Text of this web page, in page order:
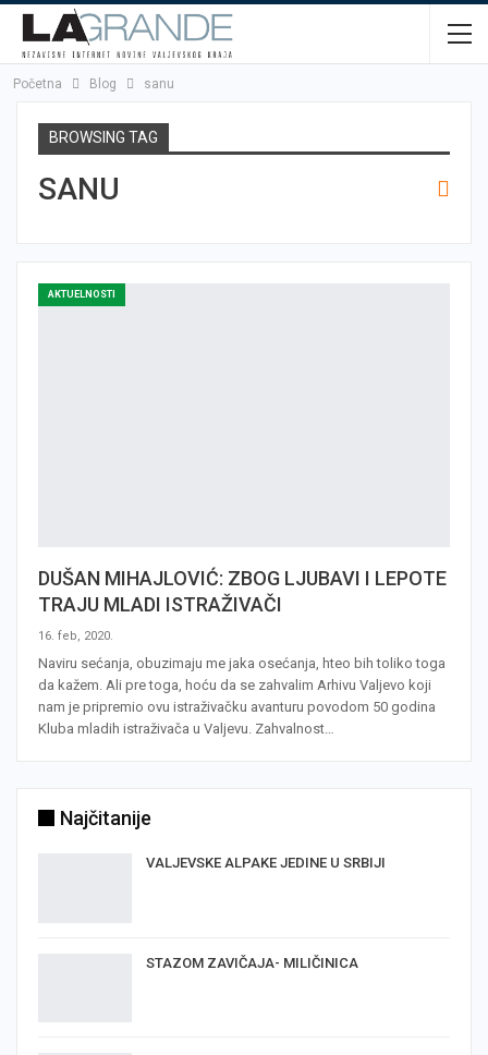
Početna Blog sanu
BROWSING TAG
SANU
AKTUELNOSTI
DUŠAN MIHAJLOVIĆ: ZBOG LJUBAVI I LEPOTE
TRAJU MLADI ISTRAŽIVAČI
16. feb, 2020.
Naviru sećanja, obuzimaju me jaka osećanja, hteo bih toliko toga
da kažem. Ali pre toga, hoću da se zahvalim Arhivu Valjevo koji
nam je pripremio ovu istraživačku avanturu povodom 50 godina
Kluba mladih istraživača u Valjevu. Zahvalnost…
Najčitanije
VALJEVSKE ALPAKE JEDINE U SRBIJI
STAZOM ZAVIČAJA- MILIČINICA